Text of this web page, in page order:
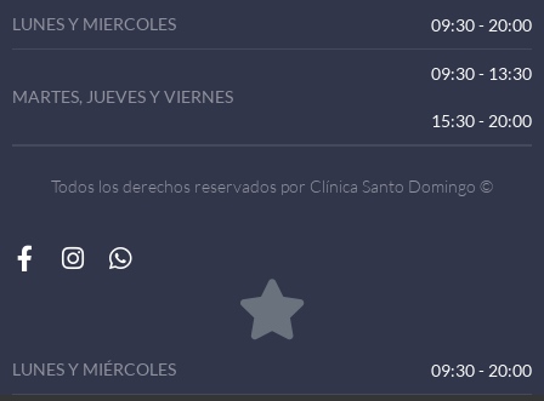
LUNES Y MIERCOLES 09:30 - 20:00
MARTES, JUEVES Y VIERNES
09:30 - 13:30
15:30 - 20:00
Todos los derechos reservados por Clínica Santo Domingo ©
LUNES Y MIÉRCOLES 09:30 - 20:00